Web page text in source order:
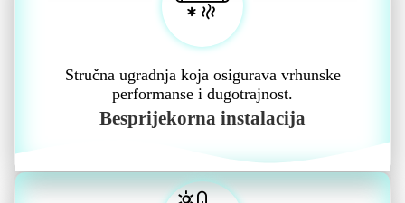
Stručna ugradnja koja osigurava vrhunske
performanse i dugotrajnost.
Besprijekorna instalacija